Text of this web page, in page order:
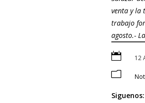
venta y la
trabajo
agosto.-
 12
m
Siguenos: